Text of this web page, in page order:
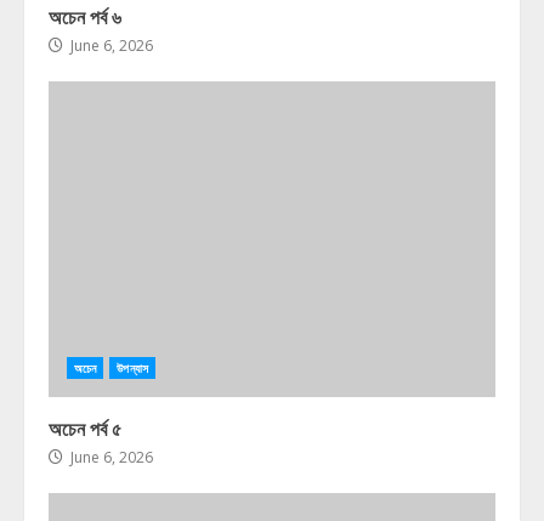
অচেন পর্ব ৬
June 6, 2026
অচেন উপন্যাস
অচেন পর্ব ৫
June 6, 2026